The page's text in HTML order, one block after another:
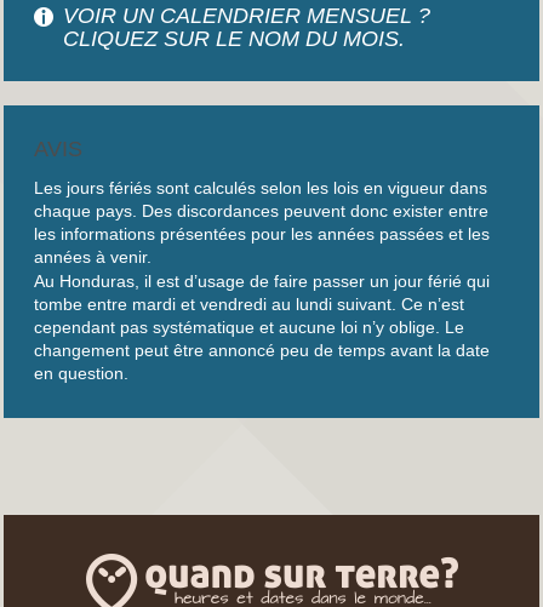
VOIR UN CALENDRIER MENSUEL ?
CLIQUEZ SUR LE NOM DU MOIS.
AVIS
Les jours fériés sont calculés selon les lois en vigueur dans
chaque pays. Des discordances peuvent donc exister entre
les informations présentées pour les années passées et les
années à venir.
Au Honduras, il est d’usage de faire passer un jour férié qui
tombe entre mardi et vendredi au lundi suivant. Ce n’est
cependant pas systématique et aucune loi n’y oblige. Le
changement peut être annoncé peu de temps avant la date
en question.